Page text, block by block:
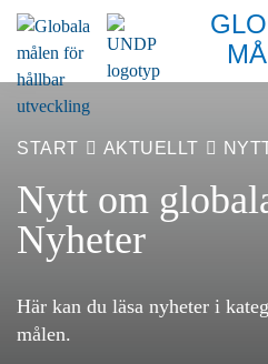
BLIR
GLOBALA MÅLEN
SKOLA
FÖRETAG
START AKTUELLT
Nytt om
Nyheter
Här kan du läsa nyheter i
målen.